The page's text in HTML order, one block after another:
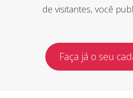
de visitantes, você
Faça já o seu